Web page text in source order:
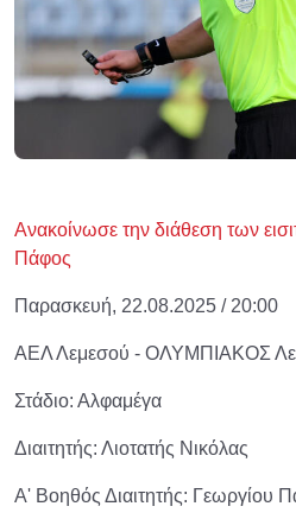
Ανακοίνωσε την διάθεση των
Πάφος
Παρασκευή, 22.08.2025 / 20:00
ΑΕΛ Λεμεσού - ΟΛΥΜΠΙΑΚΟΣ
Στάδιο: Αλφαμέγα
Διαιτητής: Λιοτατής Νικόλας
Α' Βοηθός Διαιτητής: Γεωργίου